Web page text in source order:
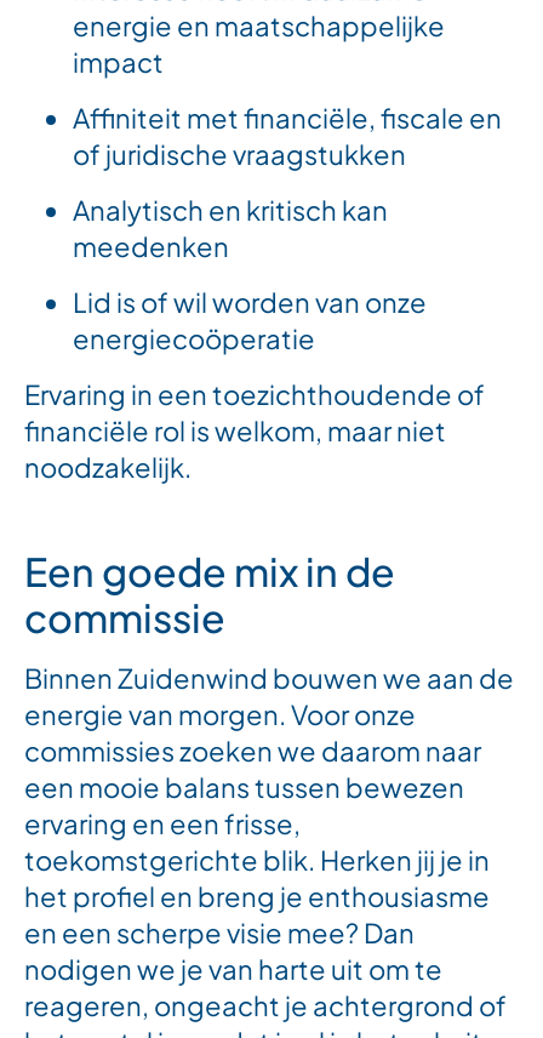
energie en maatschappelijke
impact
Affiniteit met financiële, fiscale en
of juridische vraagstukken
Analytisch en kritisch kan
meedenken
Lid is of wil worden van onze
energiecoöperatie
Ervaring in een toezichthoudende of
financiële rol is welkom, maar niet
noodzakelijk.
Een goede mix in de
commissie
Binnen Zuidenwind bouwen we aan de
energie van morgen. Voor onze
commissies zoeken we daarom naar
een mooie balans tussen bewezen
ervaring en een frisse,
toekomstgerichte blik. Herken jij je in
het profiel en breng je enthousiasme
en een scherpe visie mee? Dan
nodigen we je van harte uit om te
reageren, ongeacht je achtergrond of